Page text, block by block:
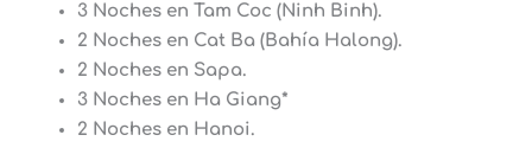
3 Noches en Tam Coc (Ninh Binh).
2 Noches en Cat Ba (Bahía Halong).
2 Noches en Sapa.
3 Noches en Ha Giang*
2 Noches en Hanoi.